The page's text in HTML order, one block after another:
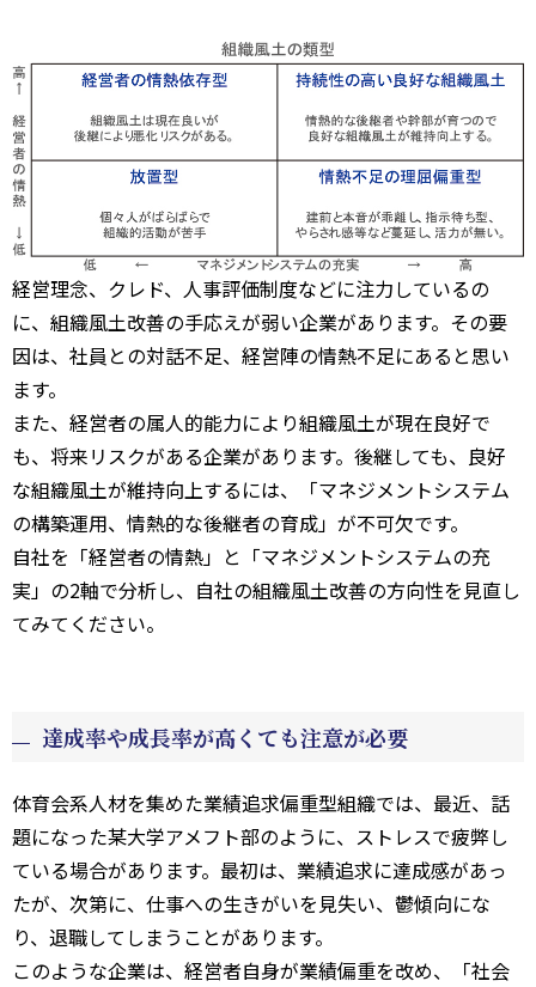
経営理念、クレド、人事評価制度などに注力しているの
に、組織風土改善の手応えが弱い企業があります。その要
因は、社員との対話不足、経営陣の情熱不足にあると思い
ます。
また、経営者の属人的能力により組織風土が現在良好で
も、将来リスクがある企業があります。後継しても、良好
な組織風土が維持向上するには、「マネジメントシステム
の構築運用、情熱的な後継者の育成」が不可欠です。
自社を「経営者の情熱」と「マネジメントシステムの充
実」の2軸で分析し、自社の組織風土改善の方向性を見直し
てみてください。
達成率や成長率が高くても注意が必要
体育会系人材を集めた業績追求偏重型組織では、最近、話
題になった某大学アメフト部のように、ストレスで疲弊し
ている場合があります。最初は、業績追求に達成感があっ
たが、次第に、仕事への生きがいを見失い、鬱傾向にな
り、退職してしまうことがあります。
このような企業は、経営者自身が業績偏重を改め、「社会